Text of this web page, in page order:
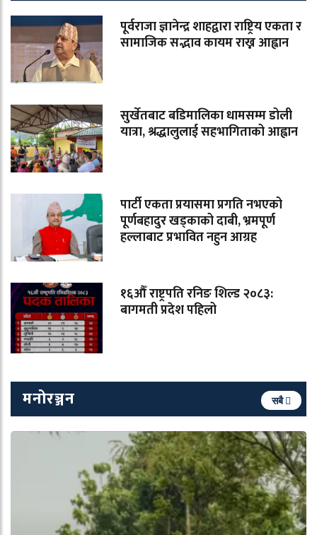
पूर्वराजा ज्ञानेन्द्र शाहद्वारा राष्ट्रिय एकता र
सामाजिक सद्भाव कायम राख्न आह्वान
सुर्खेतबाट बडिमालिका धामसम्म डोली
यात्रा, श्रद्धालुलाई सहभागिताको आह्वान
पार्टी एकता प्रयासमा प्रगति नभएको
पूर्णबहादुर खड्काको दाबी, भ्रमपूर्ण
हल्लाबाट प्रभावित नहुन आग्रह
१६औँ राष्ट्रपति रनिङ शिल्ड २०८३:
बागमती प्रदेश पहिलो
मनोरञ्जन सबै